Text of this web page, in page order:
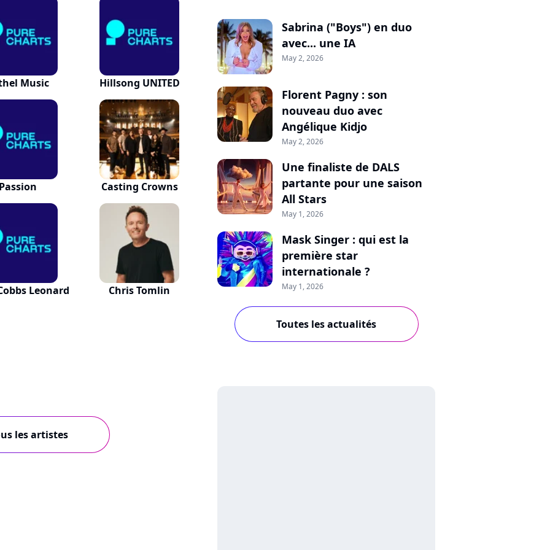
Music Hillsong UNITED
Casting Crowns
Leonard Chris Tomlin
les artistes
Sabrina ("Boys") en duo
avec... une IA
May 2, 2026
Florent Pagny : son
nouveau duo avec
Angélique Kidjo
May 2, 2026
Une finaliste de DALS
partante pour une saison
All Stars
May 1, 2026
Mask Singer : qui est la
première star
internationale ?
May 1, 2026
Toutes les actualités